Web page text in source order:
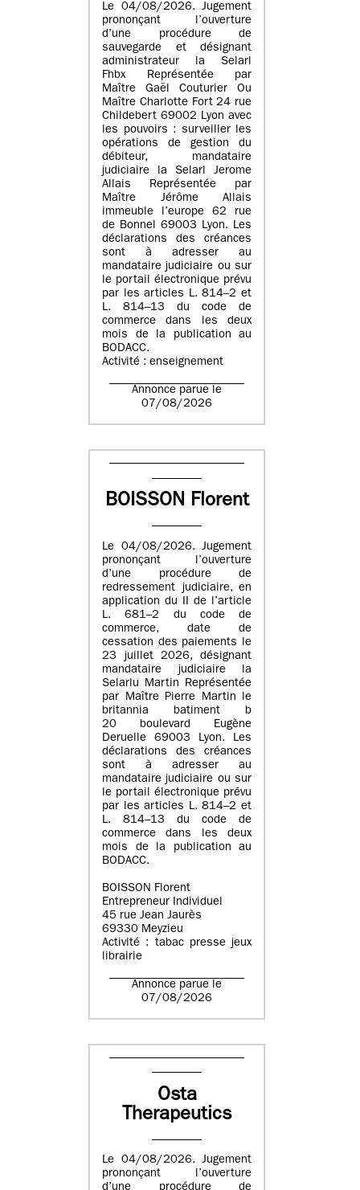
Le 04/08/2026. Jugement
prononçant l’ouverture
d’une procédure de
sauvegarde et désignant
administrateur la Selarl
Fhbx Représentée par
Maître Gaël Couturier Ou
Maître Charlotte Fort 24 rue
Childebert 69002 Lyon avec
les pouvoirs : surveiller les
opérations de gestion du
débiteur, mandataire
judiciaire la Selarl Jerome
Allais Représentée par
Maître Jérôme Allais
immeuble l’europe 62 rue
de Bonnel 69003 Lyon. Les
déclarations des créances
sont à adresser au
mandataire judiciaire ou sur
le portail électronique prévu
par les articles L. 814–2 et
L. 814–13 du code de
commerce dans les deux
mois de la publication au
BODACC.
Activité : enseignement
Annonce parue le
07/08/2026
BOISSON Florent
Le 04/08/2026. Jugement
prononçant l’ouverture
d’une procédure de
redressement judiciaire, en
application du II de l’article
L. 681–2 du code de
commerce, date de
cessation des paiements le
23 juillet 2026, désignant
mandataire judiciaire la
Selarlu Martin Représentée
par Maître Pierre Martin le
britannia batiment b
20 boulevard Eugène
Deruelle 69003 Lyon. Les
déclarations des créances
sont à adresser au
mandataire judiciaire ou sur
le portail électronique prévu
par les articles L. 814–2 et
L. 814–13 du code de
commerce dans les deux
mois de la publication au
BODACC.
BOISSON Florent
Entrepreneur Individuel
45 rue Jean Jaurès
69330 Meyzieu
Activité : tabac presse jeux
librairie
Annonce parue le
07/08/2026
Osta
Therapeutics
Le 04/08/2026. Jugement
prononçant l’ouverture